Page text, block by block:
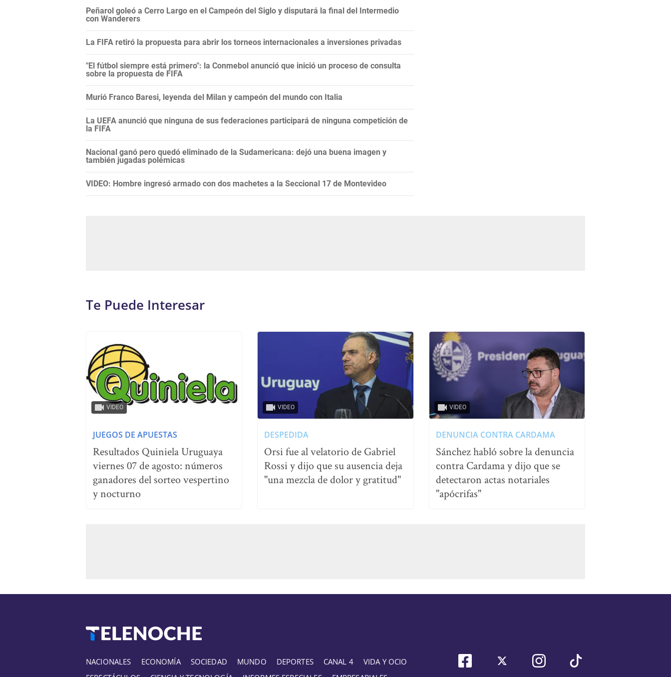
Peñarol goleó a Cerro Largo en el Campeón del Siglo y disputará la final del Intermedio
con Wanderers
La FIFA retiró la propuesta para abrir los torneos internacionales a inversiones privadas
"El fútbol siempre está primero": la Conmebol anunció que inició un proceso de consulta
sobre la propuesta de FIFA
Murió Franco Baresi, leyenda del Milan y campeón del mundo con Italia
La UEFA anunció que ninguna de sus federaciones participará de ninguna competición de
la FIFA
Nacional ganó pero quedó eliminado de la Sudamericana: dejó una buena imagen y
también jugadas polémicas
VIDEO: Hombre ingresó armado con dos machetes a la Seccional 17 de Montevideo
Te Puede Interesar
VIDEO
JUEGOS DE APUESTAS
Resultados Quiniela Uruguaya
viernes 07 de agosto: números
ganadores del sorteo vespertino
y nocturno
VIDEO
DESPEDIDA
Orsi fue al velatorio de Gabriel
Rossi y dijo que su ausencia deja
"una mezcla de dolor y gratitud"
VIDEO
DENUNCIA CONTRA CARDAMA
Sánchez habló sobre la denuncia
contra Cardama y dijo que se
detectaron actas notariales
"apócrifas"
NACIONALES ECONOMÍA SOCIEDAD MUNDO DEPORTES CANAL 4
VIDA Y OCIO